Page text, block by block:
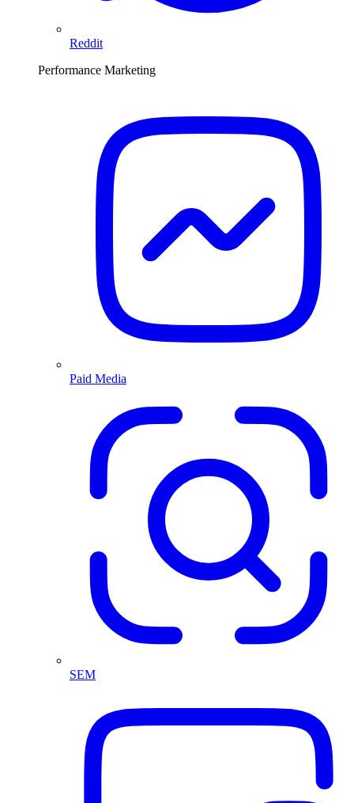
Reddit
Performance Marketing
Paid Media
SEM